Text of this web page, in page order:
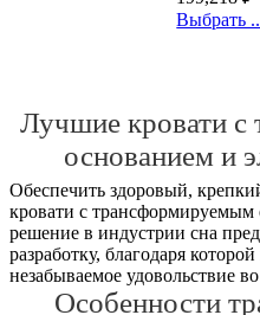
Выбрать
Лучшие кровати
основанием и
Обеспечить здоровый,
кровати с
решение в индустрии сна
разработку, благодаря
незабываемое удовольствие
Особенности